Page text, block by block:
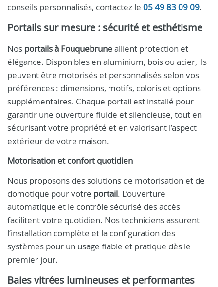
conseils personnalisés, contactez le 05 49 83 09 09.
Portails sur mesure : sécurité et esthétisme
Nos portails à Fouquebruneallient protection et
élégance. Disponibles en aluminium, bois ou acier, ils
peuvent être motorisés et personnalisés selon vos
préférences : dimensions, motifs, coloris et options
supplémentaires. Chaque portail est installé pour
garantir une ouverture fluide et silencieuse, tout en
sécurisant votre propriété et en valorisant l’aspect
extérieur de votre maison.
Motorisation et confort quotidien
Nous proposons des solutions de motorisation et de
domotique pour votre portail. L’ouverture
automatique et le contrôle sécurisé des accès
facilitent votre quotidien. Nos techniciens assurent
l’installation complète et la configuration des
systèmes pour un usage fiable et pratique dès le
premier jour.
Baies vitrées lumineuses et performantes